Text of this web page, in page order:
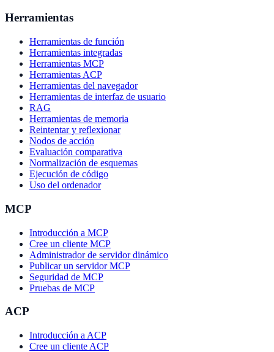
Herramientas
Herramientas de función
Herramientas integradas
Herramientas MCP
Herramientas ACP
Herramientas del navegador
Herramientas de interfaz de usuario
RAG
Herramientas de memoria
Reintentar y reflexionar
Nodos de acción
Evaluación comparativa
Normalización de esquemas
Ejecución de código
Uso del ordenador
MCP
Introducción a MCP
Cree un cliente MCP
Administrador de servidor dinámico
Publicar un servidor MCP
Seguridad de MCP
Pruebas de MCP
ACP
Introducción a ACP
Cree un cliente ACP